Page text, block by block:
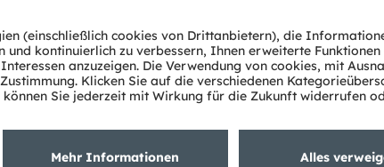
DatenschutzerklärungNutzungsbedingungenTerms of Trade